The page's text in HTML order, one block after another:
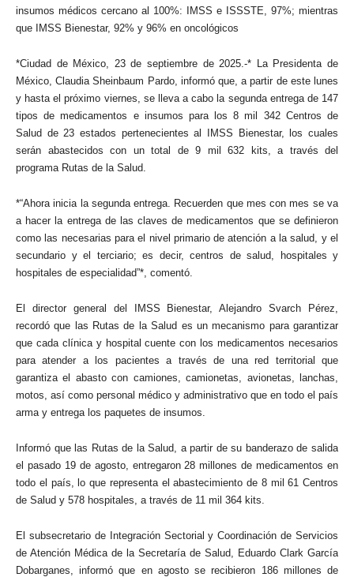
insumos médicos cercano al 100%: IMSS e ISSSTE, 97%; mientras
que IMSS Bienestar, 92% y 96% en oncológicos
*Ciudad de México, 23 de septiembre de 2025.-* La Presidenta de
México, Claudia Sheinbaum Pardo, informó que, a partir de este lunes
y hasta el próximo viernes, se lleva a cabo la segunda entrega de 147
tipos de medicamentos e insumos para los 8 mil 342 Centros de
Salud de 23 estados pertenecientes al IMSS Bienestar, los cuales
serán abastecidos con un total de 9 mil 632 kits, a través del
programa Rutas de la Salud.
*“Ahora inicia la segunda entrega. Recuerden que mes con mes se va
a hacer la entrega de las claves de medicamentos que se definieron
como las necesarias para el nivel primario de atención a la salud, y el
secundario y el terciario; es decir, centros de salud, hospitales y
hospitales de especialidad”*, comentó.
El director general del IMSS Bienestar, Alejandro Svarch Pérez,
recordó que las Rutas de la Salud es un mecanismo para garantizar
que cada clínica y hospital cuente con los medicamentos necesarios
para atender a los pacientes a través de una red territorial que
garantiza el abasto con camiones, camionetas, avionetas, lanchas,
motos, así como personal médico y administrativo que en todo el país
arma y entrega los paquetes de insumos.
Informó que las Rutas de la Salud, a partir de su banderazo de salida
el pasado 19 de agosto, entregaron 28 millones de medicamentos en
todo el país, lo que representa el abastecimiento de 8 mil 61 Centros
de Salud y 578 hospitales, a través de 11 mil 364 kits.
El subsecretario de Integración Sectorial y Coordinación de Servicios
de Atención Médica de la Secretaría de Salud, Eduardo Clark García
Dobarganes, informó que en agosto se recibieron 186 millones de